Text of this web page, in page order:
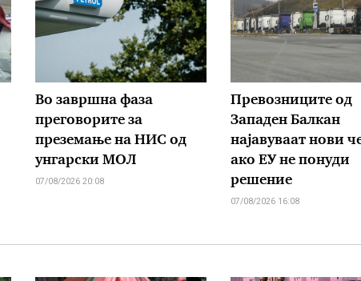
Во завршна фаза
преговорите за
преземање на НИС од
унгарски МОЛ
07/08/2026 20:08
Превозниците од
Западен Балкан
најавуваат нови
ако ЕУ не понуди
решение
07/08/2026 16:08